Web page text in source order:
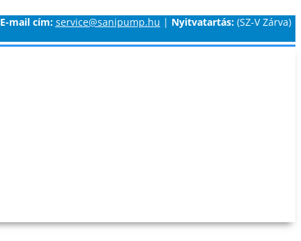
E-mail cím: service@sanipump.hu | Nyitvatartás:(SZ-V Zárva)